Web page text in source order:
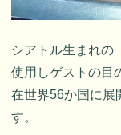
シアトル生まれの
使用しゲストの目
在世界56か国に展
す。